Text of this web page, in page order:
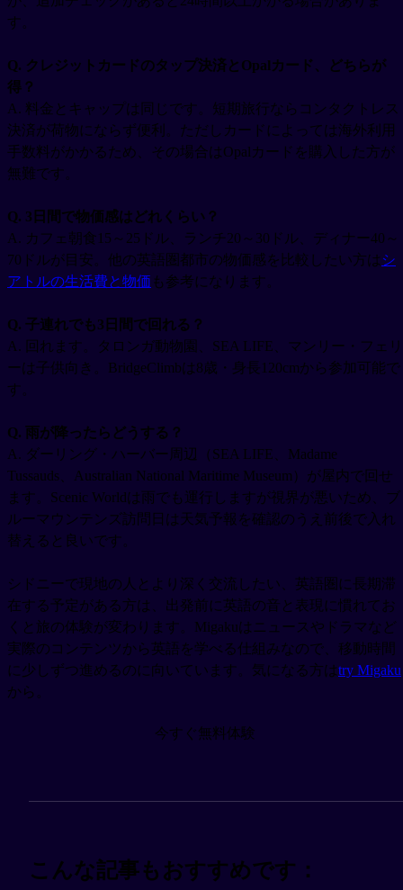
す。
Q. クレジットカードのタップ決済とOpalカード、どちらが
得？
A. 料金とキャップは同じです。短期旅行ならコンタクトレス
決済が荷物にならず便利。ただしカードによっては海外利用
手数料がかかるため、その場合はOpalカードを購入した方が
無難です。
Q. 3日間で物価感はどれくらい？
A. カフェ朝食15～25ドル、ランチ20～30ドル、ディナー40～
70ドルが目安。他の英語圏都市の物価感を比較したい方は シ
アトルの生活費と物価 も参考になります。
Q. 子連れでも3日間で回れる？
A. 回れます。タロンガ動物園、SEA LIFE、マンリー・フェリ
ーは子供向き。BridgeClimbは8歳・身長120cmから参加可能で
す。
Q. 雨が降ったらどうする？
A. ダーリング・ハーバー周辺（SEA LIFE、Madame
Tussauds、Australian National Maritime Museum）が屋内で回せ
ます。Scenic Worldは雨でも運行しますが視界が悪いため、ブ
ルーマウンテンズ訪問日は天気予報を確認のうえ前後で入れ
替えると良いです。
シドニーで現地の人とより深く交流したい、英語圏に長期滞
在する予定がある方は、出発前に英語の音と表現に慣れてお
くと旅の体験が変わります。Migakuはニュースやドラマなど
実際のコンテンツから英語を学べる仕組みなので、移動時間
に少しずつ進めるのに向いています。気になる方はtry Migaku
から。
今すぐ無料体験
こんな記事もおすすめです：